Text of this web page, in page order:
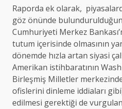
Raporda ek olarak,
göz önünde
Cumhuriyeti Merkez
tutum içerisinde olmasının
dönemde hızla artan siyasi
Amerikan istihbaratının
Birleşmiş Milletler
ofislerini dinleme iddiaları
edilmesi gerektiği de